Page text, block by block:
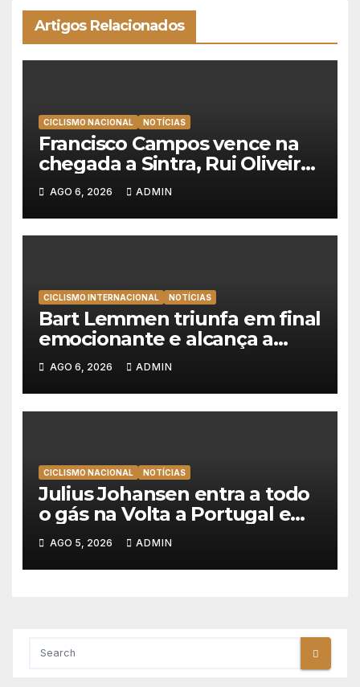
Artigos Relacionados
CICLISMO NACIONAL NOTÍCIAS
Francisco Campos vence na
chegada a Sintra, Rui Oliveira
veste de amarelo na Volta a
Portugal
AGO 6, 2026 ADMIN
CICLISMO INTERNACIONAL NOTÍCIAS
Bart Lemmen triunfa em final
emocionante e alcança a
primeira vitória da carreira na
Volta à Polónia
AGO 6, 2026 ADMIN
CICLISMO NACIONAL NOTÍCIAS
Julius Johansen entra a todo
o gás na Volta a Portugal e
lidera dobradinha da UAE
Team Emirates em Lisboa
AGO 5, 2026 ADMIN